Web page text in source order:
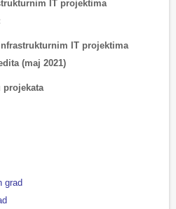
IT projektima
IT projektima
(maj 2021)
projekata
grad